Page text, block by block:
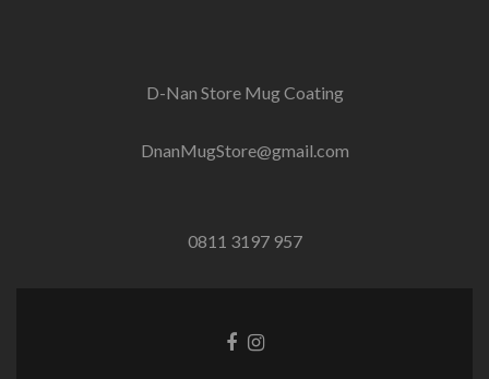
D-Nan Store Mug Coating
DnanMugStore@gmail.com
0811 3197 957
Facebook
Instagram